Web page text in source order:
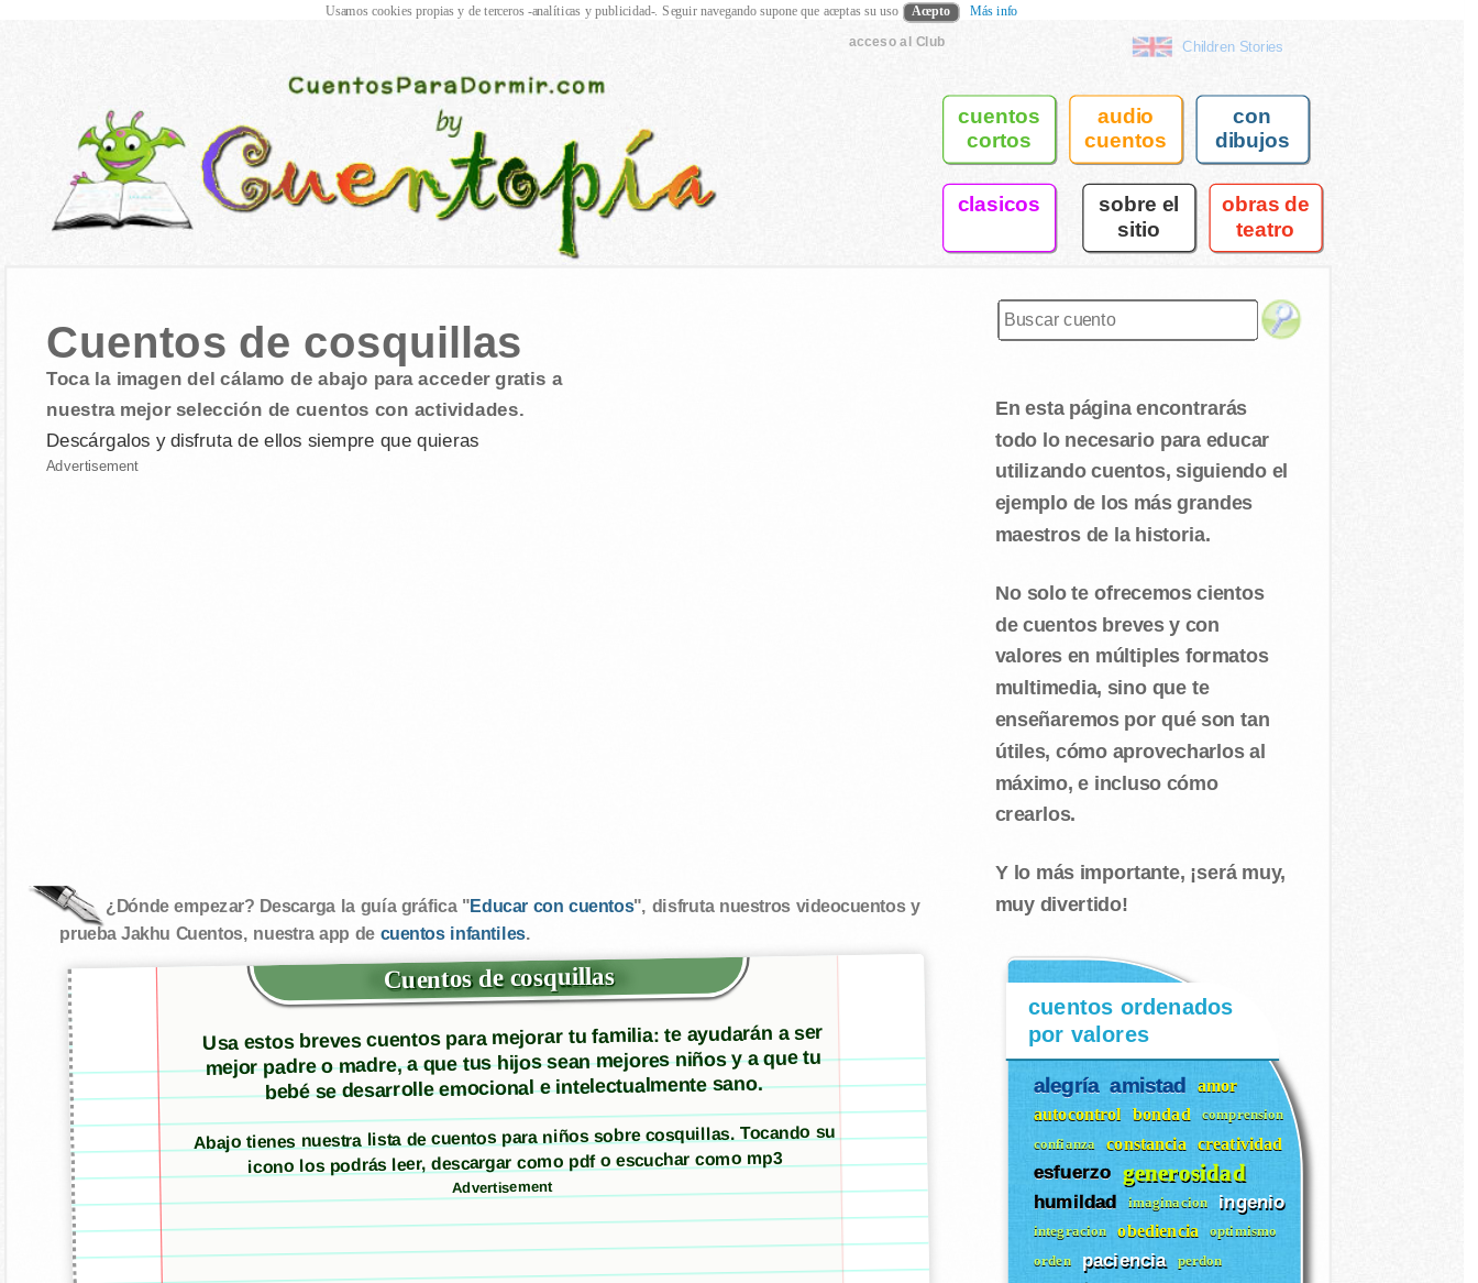
acceso al Club Children Stories
cuentos
cortos
audio
cuentos
con
dibujos
clasicos
sobre el
sitio
obras de
teatro
Cuentos de cosquillas
Toca la imagen del cálamo de abajo para acceder gratis a
nuestra mejor selección de cuentos con actividades.
Descárgalos y disfruta de ellos siempre que quieras
Advertisement
¿Dónde empezar? Descarga la guía gráfica "Educar con cuentos", disfruta nuestros videocuentos y
prueba Jakhu Cuentos, nuestra app de cuentos infantiles.
Cuentos de cosquillas
Usa estos breves cuentos para mejorar tu familia: te ayudarán a ser
mejor padre o madre, a que tus hijos sean mejores niños y a que tu
bebé se desarrolle emocional e intelectualmente sano.
Abajo tienes nuestra lista de cuentos para niños sobre cosquillas. Tocando su
icono los podrás leer, descargar como pdf o escuchar como mp3
Advertisement
En esta página encontrarás
todo lo necesario para educar
utilizando cuentos, siguiendo el
ejemplo de los más grandes
maestros de la historia.
No solo te ofrecemos cientos
de cuentos breves y con
valores en múltiples formatos
multimedia, sino que te
enseñaremos por qué son tan
útiles, cómo aprovecharlos al
máximo, e incluso cómo
crearlos.
Y lo más importante, ¡será muy,
muy divertido!
cuentos ordenados
por valores
alegría amistad
amor
autocontrol
bondad comprension
confianza constancia creatividad
esfuerzo generosidad
humildad imaginacion ingenio
integracion obediencia optimismo
orden paciencia perdon
Usamos cookies propias y de terceros -analíticas y publicidad-. Seguir navegando supone que aceptas su uso Acepto Más info